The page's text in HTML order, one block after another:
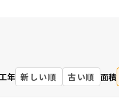
年 新しい順 古い順 面積